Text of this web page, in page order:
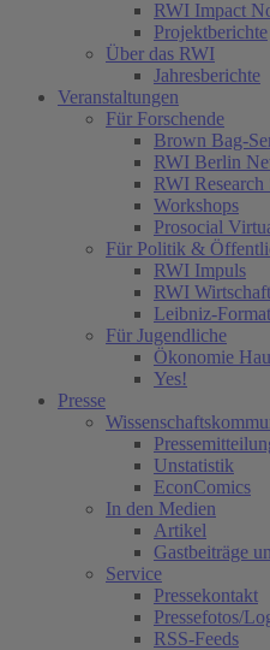
RWI Impact
Projektberichte
Über das RWI
Jahresberichte
Veranstaltungen
Für Forschende
Brown Bag-
RWI Berlin
RWI Research
Workshops
Prosocial
Für Politik &
RWI Impuls
RWI
Leibniz-
Für Jugendliche
Ökonomie
Yes!
Presse
Unstatistik
EconComics
In den Medien
Artikel
Gastbeiträge
Service
Pressekontakt
Pressefotos/
RSS-Feeds